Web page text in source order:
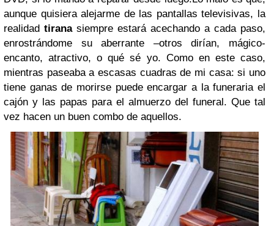
aunque quisiera alejarme de las pantallas televisivas, la
realidad tiranasiempre estará acechando a cada paso,
enrostrándome su aberrante –otros dirían, mágico-
encanto, atractivo, o qué sé yo. Como en este caso,
mientras paseaba a escasas cuadras de mi casa: si uno
tiene ganas de morirse puede encargar a la funeraria el
cajón y las papas para el almuerzo del funeral. Que tal
vez hacen un buen combo de aquellos.